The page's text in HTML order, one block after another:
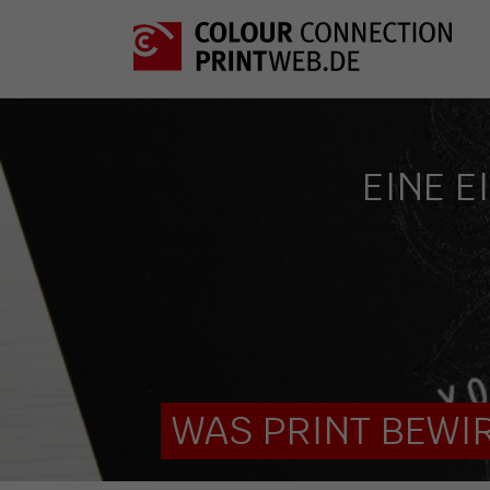
EINE
WAS PRINT